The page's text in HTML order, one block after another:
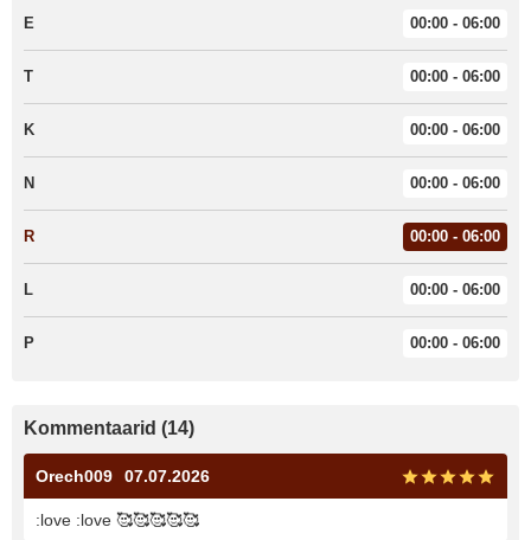
E 00:00 - 06:00
T 00:00 - 06:00
K 00:00 - 06:00
N 00:00 - 06:00
R 00:00 - 06:00
L 00:00 - 06:00
P 00:00 - 06:00
Kommentaarid (14)
Orech009 07.07.2026
:love :love 🥰🥰🥰🥰🥰